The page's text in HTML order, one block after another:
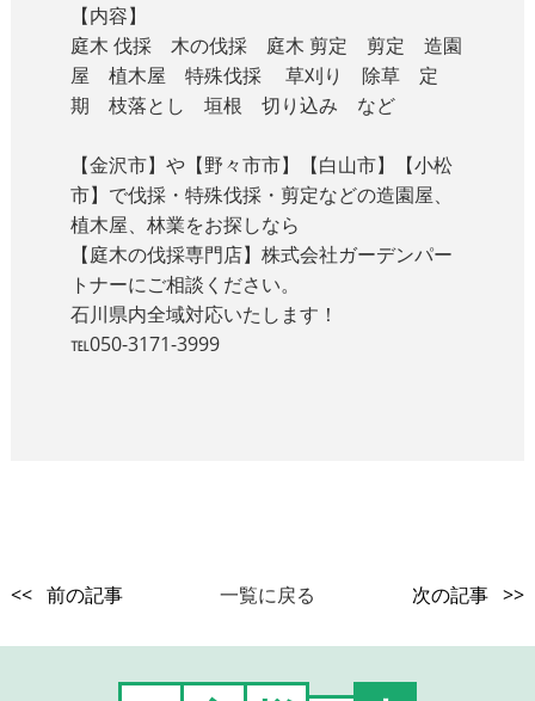
【内容】
庭木 伐採 木の伐採 庭木 剪定 剪定 造園
屋 植木屋 特殊伐採 草刈り 除草 定
期 枝落とし 垣根 切り込み など
【金沢市】や【野々市市】【白山市】【小松
市】で伐採・特殊伐採・剪定などの造園屋、
植木屋、林業をお探しなら
【庭木の伐採専門店】株式会社ガーデンパー
トナーにご相談ください。
石川県内全域対応いたします！
℡050-3171-3999
<< 前の記事 一覧に戻る 次の記事 >>